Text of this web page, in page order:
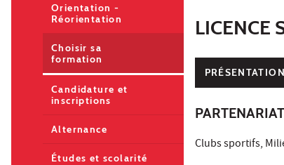
LICENCE
PRÉSENTATION
Clubs sportifs,
Orientation -
Réorientation
Choisir sa
formation
Candidature et
inscriptions
Alternance
Études et scolarité